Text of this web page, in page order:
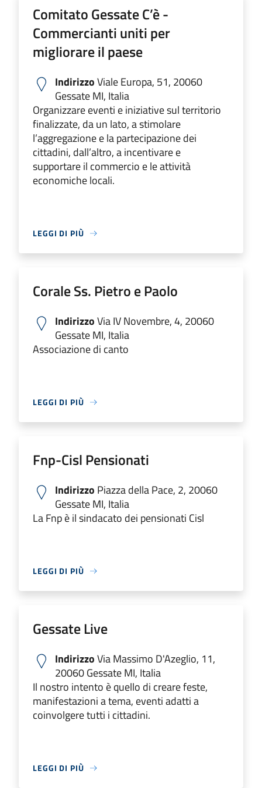
Comitato Gessate C’è -
Commercianti uniti per
migliorare il paese
IndirizzoViale Europa, 51, 20060
Gessate MI, Italia
Organizzare eventi e iniziative sul territorio
finalizzate, da un lato, a stimolare
l’aggregazione e la partecipazione dei
cittadini, dall’altro, a incentivare e
supportare il commercio e le attività
economiche locali.
LEGGI DI PIÙ
Corale Ss. Pietro e Paolo
IndirizzoVia IV Novembre, 4, 20060
Gessate MI, Italia
Associazione di canto
LEGGI DI PIÙ
Fnp-Cisl Pensionati
Indirizzo Piazza della Pace, 2, 20060
Gessate MI, Italia
La Fnp è il sindacato dei pensionati Cisl
LEGGI DI PIÙ
Gessate Live
IndirizzoVia Massimo D'Azeglio, 11,
20060 Gessate MI, Italia
Il nostro intento è quello di creare feste,
manifestazioni a tema, eventi adatti a
coinvolgere tutti i cittadini.
LEGGI DI PIÙ